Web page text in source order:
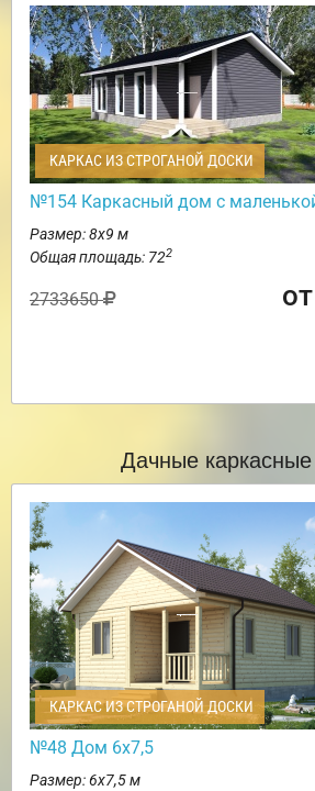
КАРКАС ИЗ СТРОГАНОЙ ДОСКИ
№154 Каркасный дом с
Размер: 8х9 м
Общая площадь: 722
2733650
Дачные
КАРКАС ИЗ СТРОГАНОЙ ДОСКИ
№48 Дом 6х7,5
Размер: 6х7,5 м